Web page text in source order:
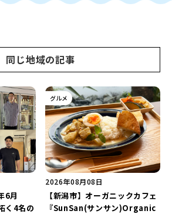
同じ地域の記事
6月
く4名の
グルメ
2026年08月08日
【新潟市】オーガニックカフェ
『SunSan(サンサン)Organic